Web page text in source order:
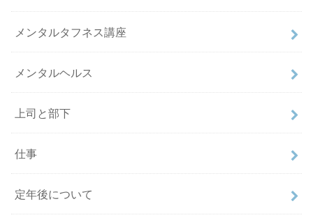
メンタルタフネス講座
メンタルヘルス
上司と部下
仕事
定年後について